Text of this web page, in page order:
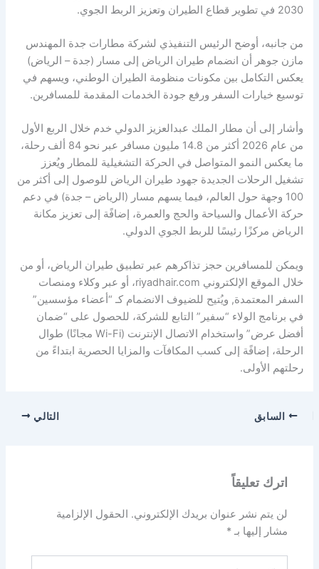
2030 في تطوير قطاع الطيران وتعزيز الربط الجوي.
من جانبه، أوضح الرئيس التنفيذي لشركة مطارات جدة المهندس
مازن جوهر أن انضمام طيران الرياض إلى مسار (جدة – الرياض)
يعكس التكامل بين مكونات منظومة الطيران الوطني، ويسهم في
توسيع خيارات السفر ورفع جودة الخدمات المقدمة للمسافرين.
وأشار إلى أن مطار الملك عبدالعزيز الدولي خدم خلال الربع الأول
من عام 2026 أكثر من 14.8 مليون مسافر عبر نحو 84 ألف رحلة،
ما يعكس النمو المتواصل في الحركة التشغيلية للمطار ويُعزز
تشغيل الرحلات الجديدة جهود طيران الرياض للوصول إلى أكثر من
100 وجهة حول العالم، فيما يسهم مسار (الرياض – جدة) في دعم
حركة الأعمال والسياحة والحج والعمرة، إضافًة إلى تعزيز مكانة
الرياض مركزًا رئيسًا للربط الجوي الدولي.
ويمكن للمسافرين حجز تذاكرهم عبر تطبيق طيران الرياض، أو من
خلال الموقع الإلكتروني riyadhair.com، أو عبر وكلاء ومنصات
السفر المعتمدة, ويُتيح للضيوف الانضمام كـ “أعضاء مؤسسين”
في برنامج الولاء “سفير” التابع للشركة، للحصول على “ضمان
أفضل عرض” واستخدام الاتصال الإنترنت (Wi-Fi مجانًا) طوال
الرحلة، إضافًة إلى كسب المكافآت والمزايا الحصرية ابتداءً من
رحلتهم الأولى.
السابق التالي
اترك تعليقاً
لن يتم نشر عنوان بريدك الإلكتروني. الحقول الإلزامية
مشار إليها بـ*